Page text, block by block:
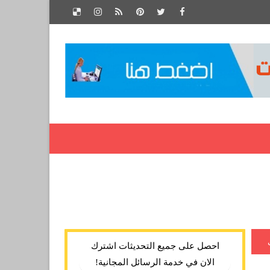
احصل على جميع التحديثات اشترك
الان في خدمة الرسائل المجانية!